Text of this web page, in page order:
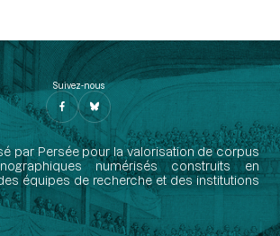
Suivez-nous
par Persée pour la valorisation de corpus
numérisés construits en
équipes de recherche et des institutions